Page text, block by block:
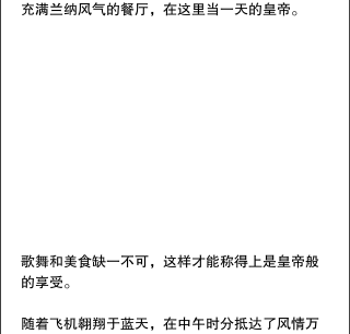
充满兰纳风气的餐厅，在这里当一天的皇帝。
歌舞和美食缺一不可，这样才能称得上是皇帝般
的享受。
随着飞机翱翔于蓝天，在中午时分抵达了风情万